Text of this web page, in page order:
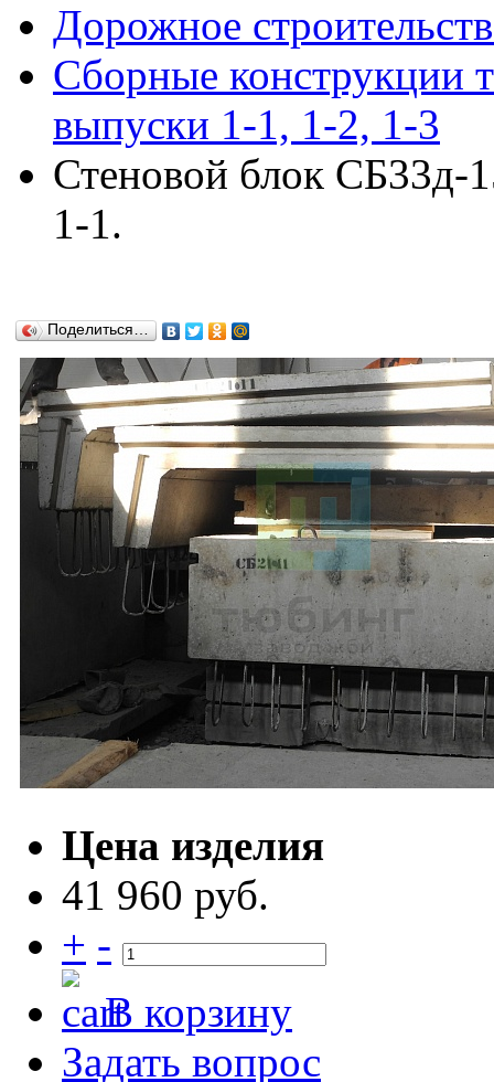
Дорожное
Сборные конструкции
выпуски 1-1, 1-2, 1-3
Стеновой блок СБ33д-
1-1.
Поделиться…
Цена изделия
41 960 руб.
+ -
В корзину
Задать вопрос